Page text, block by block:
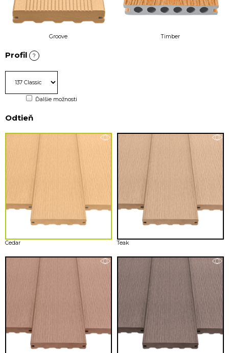
Groove Timber
Profil ?
Ďalšie možnosti
Odtieň
Cedar Teak